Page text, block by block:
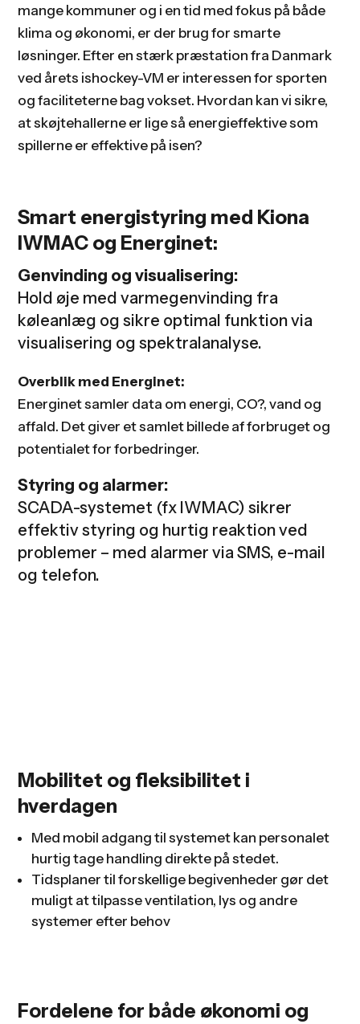
mange kommuner og i en tid med fokus på både
klima og økonomi, er der brug for smarte
løsninger. Efter en stærk præstation fra Danmark
ved årets ishockey-VM er interessen for sporten
og faciliteterne bag vokset. Hvordan kan vi sikre,
at skøjtehallerne er lige så energieffektive som
spillerne er effektive på isen?
Smart energistyring med Kiona
IWMAC og Energinet:
Genvinding og visualisering:
Hold øje med varmegenvinding fra
køleanlæg og sikre optimal funktion via
visualisering og spektralanalyse.
Overblik med Energinet:
Energinet samler data om energi, CO?, vand og
affald. Det giver et samlet billede af forbruget og
potentialet for forbedringer.
Styring og alarmer:
SCADA-systemet (fx IWMAC) sikrer
effektiv styring og hurtig reaktion ved
problemer – med alarmer via SMS, e-mail
og telefon.
Mobilitet og fleksibilitet i
hverdagen
Med mobil adgang til systemet kan personalet
hurtig tage handling direkte på stedet.
Tidsplaner til forskellige begivenheder gør det
muligt at tilpasse ventilation, lys og andre
systemer efter behov
Fordelene for både økonomi og